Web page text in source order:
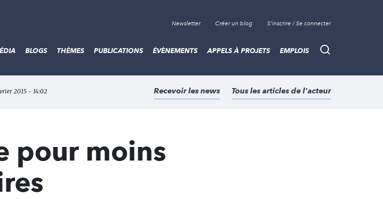
Newsletter Créer un blog S'inscrire / Se connecter
Recherche
BLOGS THÈMES PUBLICATIONS ÉVÈNEMENTS APPELS À PROJETS EMPLOIS
2015 - 14:02 Recevoir les news Tous les articles de l'acteur
pour moins